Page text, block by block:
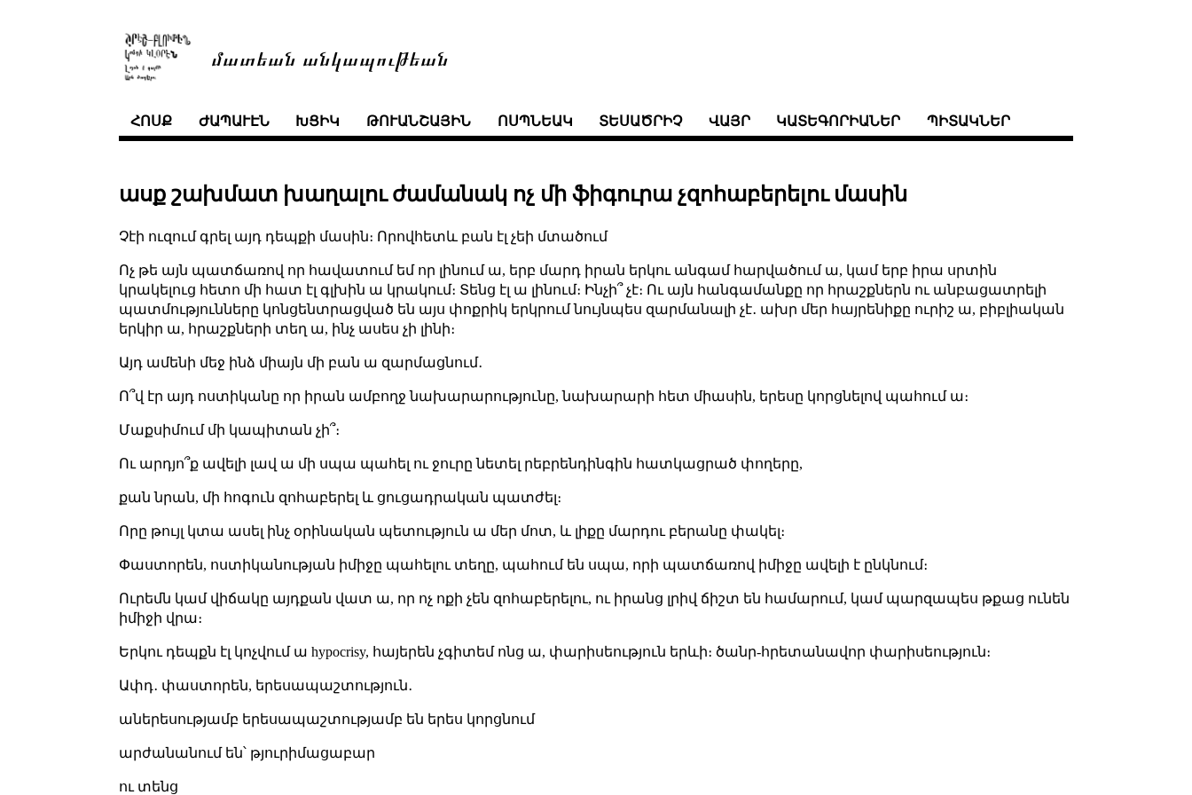
մատեան անկապութեան
ՀՈՍՔ ԺԱՊԱՒԷՆ ԽՑԻԿ ԹՈՒԱՆՇԱՅԻՆ ՈՍՊՆԵԱԿ ՏԵՍԱԾՐԻՉ ՎԱՅՐ ԿԱՏԵԳՈՐԻԱՆԵՐ ՊԻՏԱԿՆԵՐ
ասք շախմատ խաղալու ժամանակ ոչ մի ֆիգուրա չզոհաբերելու մասին
Չէի ուզում գրել այդ դեպքի մասին։ Որովհետև բան էլ չեի մտածում
Ոչ թե այն պատճառով որ հավատում եմ որ լինում ա, երբ մարդ իրան երկու անգամ հարվածում ա, կամ երբ իրա սրտին
կրակելուց հետո մի հատ էլ գլխին ա կրակում։ Տենց էլ ա լինում։ Ինչի՞ չէ։ Ու այն հանգամանքը որ հրաշքներն ու անբացատրելի
պատմությունները կոնցենտրացված են այս փոքրիկ երկրում նույնպես զարմանալի չէ․ ախր մեր հայրենիքը ուրիշ ա, բիբլիական
երկիր ա, հրաշքների տեղ ա, ինչ ասես չի լինի։
Այդ ամենի մեջ ինձ միայն մի բան ա զարմացնում․
Ո՞վ էր այդ ոստիկանը որ իրան ամբողջ նախարարությունը, նախարարի հետ միասին, երեսը կորցնելով պահում ա։
Մաքսիմում մի կապիտան չի՞։
Ու արդյո՞ք ավելի լավ ա մի սպա պահել ու ջուրը նետել րեբրենդինգին հատկացրած փողերը,
քան նրան, մի հոգուն զոհաբերել և ցուցադրական պատժել։
Որը թույլ կտա ասել ինչ օրինական պետություն ա մեր մոտ, և լիքը մարդու բերանը փակել։
Փաստորեն, ոստիկանության իմիջը պահելու տեղը, պահում են սպա, որի պատճառով իմիջը ավելի է ընկնում։
Ուրեմն կամ վիճակը այդքան վատ ա, որ ոչ ոքի չեն զոհաբերելու, ու իրանց լրիվ ճիշտ են համարում, կամ պարզապես թքաց ունեն
իմիջի վրա։
Երկու դեպքն էլ կոչվում ա hypocrisy, հայերեն չգիտեմ ոնց ա, փարիսեություն երևի։ ծանր-հրետանավոր փարիսեություն։
Ափդ․ փաստորեն, երեսապաշտություն․
աներեսությամբ երեսապաշտությամբ են երես կորցնում
արժանանում են՝ թյուրիմացաբար
ու տենց